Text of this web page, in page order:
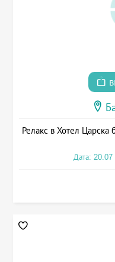
Релакс в Хотел Царска
Дата: